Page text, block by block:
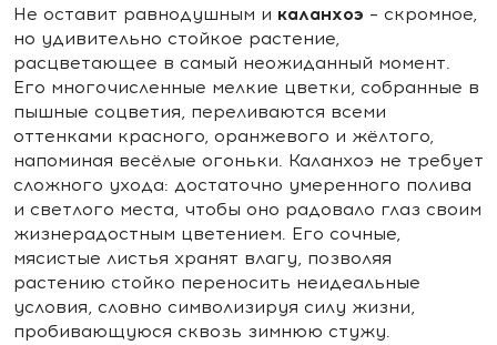
Не оставит равнодушным и каланхоэ – скромное,
но удивительно стойкое растение,
расцветающее в самый неожиданный момент.
Его многочисленные мелкие цветки, собранные в
пышные соцветия, переливаются всеми
оттенками красного, оранжевого и жёлтого,
напоминая весёлые огоньки. Каланхоэ не требует
сложного ухода: достаточно умеренного полива
и светлого места, чтобы оно радовало глаз своим
жизнерадостным цветением. Его сочные,
мясистые листья хранят влагу, позволяя
растению стойко переносить неидеальные
условия, словно символизируя силу жизни,
пробивающуюся сквозь зимнюю стужу.